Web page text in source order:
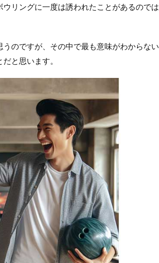
リングに一度は誘われたことがあるのでは
のですが、その中で最も意味がわからない
と思います。